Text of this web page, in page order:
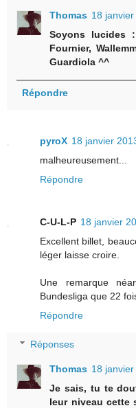
Thomas 18
Soyons lucides
Fournier,
Guardiola ^^
Répondre
pyroX 18 janvier
malheureusement...
Répondre
C-U-L-P 18 janvier
Excellent billet,
léger laisse croire.
Une remarque
Bundesliga que 22
Répondre
Réponses
Thomas 18
Je sais, tu te
leur niveau cette